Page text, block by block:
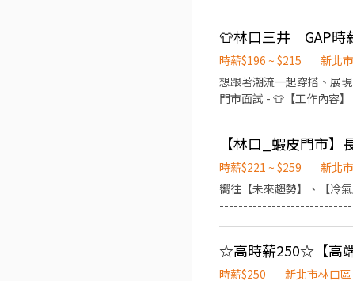
👕林口三井｜GAP時
時薪$196 ~ $215
新北
想跟著潮流一起穿搭、展
門市面試 - 👕【工作內容
成長且抗壓性佳 - ⏰【
班 14:00-23:30 👉 每次至
履歷，來 GAP 一起穿搭出
【林口_蝦皮門市
時薪$221 ~ $259
新北
嚮往【未來趨勢】、【冷
(午4)1500-1900 【晚班】 (晚4)1845-2245 (晚6)1615-2245 【假日】 (早8)11:00-19:30、(早6)11:00-17:30 (晚8)14:15-22:45、
(晚6)14:15-20:45 *上班時間依門市安排為主" 【整天】 (早8)1100-1930 (晚8)1415-2245 ---------------------------------------
時薪$250
新北市林口區